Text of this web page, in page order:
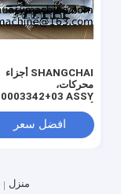
SHANGCHAI أجزاء
محركات،
ASSY
لمحرك SC7Hافضل سعر
منزل